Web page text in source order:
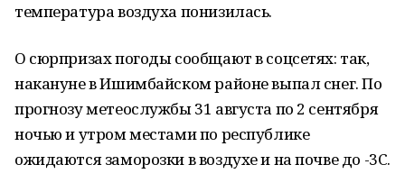
температура воздуха понизилась.
О сюрпризах погоды сообщают в соцсетях: так,
накануне в Ишимбайском районе выпал снег. По
прогнозу метеослужбы 31 августа по 2 сентября
ночью и утром местами по республике
ожидаются заморозки в воздухе и на почве до -3С.